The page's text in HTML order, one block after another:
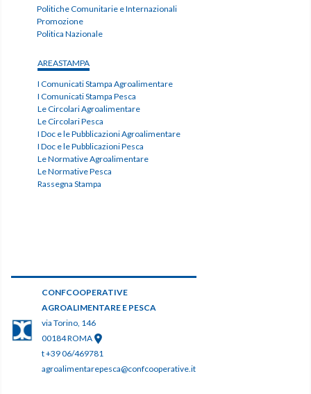
CONFCOOPERATIVE
AGROALIMENTARE E PESCA
via Torino, 146
00184 ROMA
t +39 06/469781
agroalimentarepesca@confcooperative.it
Politiche Comunitarie e Internazionali
Promozione
Politica Nazionale
AREASTAMPA
I Comunicati Stampa Agroalimentare
I Comunicati Stampa Pesca
Le Circolari Agroalimentare
Le Circolari Pesca
I Doc e le Pubblicazioni Agroalimentare
I Doc e le Pubblicazioni Pesca
Le Normative Agroalimentare
Le Normative Pesca
Rassegna Stampa